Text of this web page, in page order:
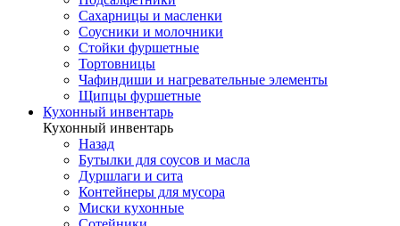
Сахарницы и масленки
Соусники и молочники
Стойки фуршетные
Тортовницы
Чафиндиши и нагревательные элементы
Щипцы фуршетные
Кухонный инвентарь
Кухонный инвентарь
Назад
Бутылки для соусов и масла
Дуршлаги и сита
Контейнеры для мусора
Миски кухонные